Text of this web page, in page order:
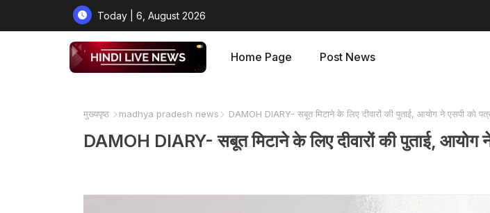
Today | 6, August 2026
Home Page Post News
मुख्यपृष्ठ madhya pradesh news DAMOH DIARY- सबूत मिटाने के लिए दीवारों की पुताई, आयोग ने एसपी को
DAMOH DIARY- सबूत मिटाने के लिए दीवारों की पुताई, आयोग